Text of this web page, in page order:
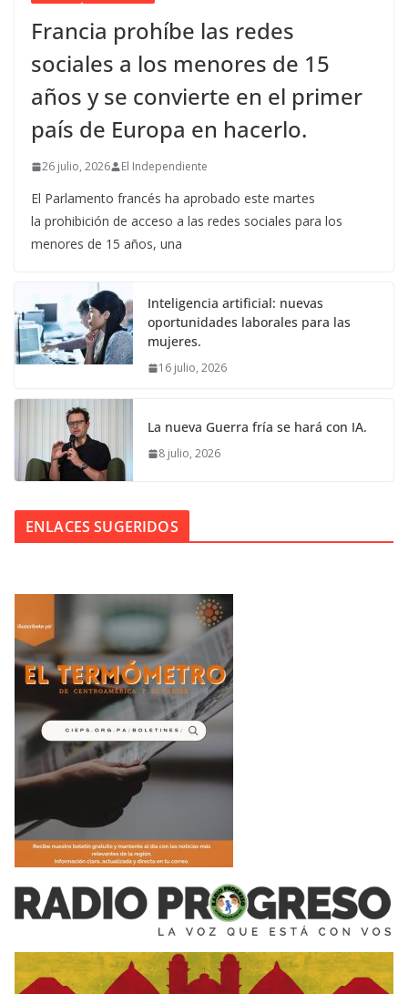
Francia prohíbe las redes
sociales a los menores de 15
años y se convierte en el primer
país de Europa en hacerlo.
26 julio, 2026 El Independiente
El Parlamento francés ha aprobado este martes
la prohibición de acceso a las redes sociales para los
menores de 15 años, una
Inteligencia artificial: nuevas
oportunidades laborales para las
mujeres.
16 julio, 2026
La nueva Guerra fría se hará con IA.
8 julio, 2026
ENLACES SUGERIDOS